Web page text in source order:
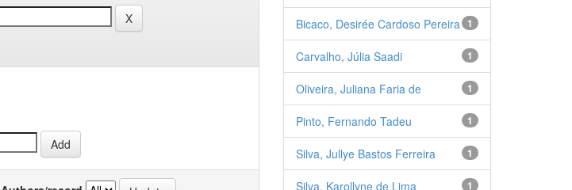
1
Bicaco, Desirée Cardoso Pereira
1
Carvalho, Júlia Saadi
1
Oliveira, Juliana Faria de
1
Pinto, Fernando Tadeu
1
Silva, Jullye Bastos Ferreira
1
Silva, Karollyne de Lima